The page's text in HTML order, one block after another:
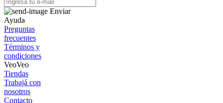
Enviar
Ayuda
Preguntas
frecuentes
Términos y
condiciones
VeoVeo
Tiendas
Trabajá con
nosotros
Contacto